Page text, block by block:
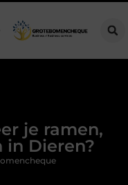
project
je ramen,
in Dieren?